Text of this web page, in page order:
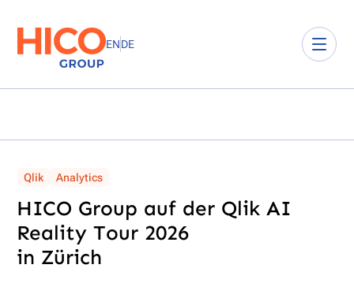
ENDE
Qlik Analytics
HICO Group auf der Qlik AI
Reality Tour 2026
in Zürich